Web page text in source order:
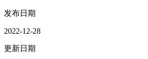
发布日期
2022-12-28
更新日期